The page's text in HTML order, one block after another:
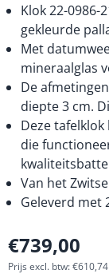
Klok 22-0986-
gekleurde
Met
mineraalglas
De
diepte 3 cm.
Deze
die
Van het
Geleverd met
€739,00
Prijs excl. btw:€610,74